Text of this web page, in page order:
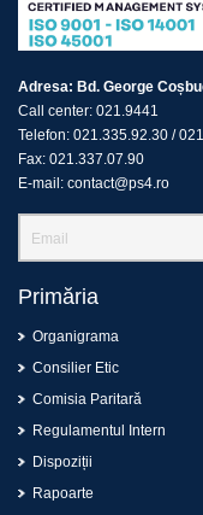
Adresa: Bd. George
Call center: 021.9441
Telefon: 021.335.92.30 /
Fax: 021.337.07.90
E-mail: contact@ps4.ro
Primăria
Organigrama
Consilier Etic
Comisia Paritară
Regulamentul Intern
Dispoziții
Rapoarte